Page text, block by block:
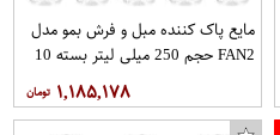
مایع پاک کننده مبل و فرش بمو مدل
FAN2 حجم 250 میلی لیتر بسته 10
۱,۱۸۵,۱۷۸